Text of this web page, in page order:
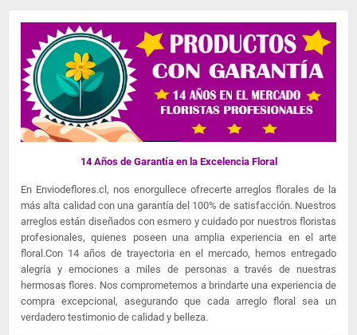
14 Años de Garantía en la Excelencia Floral
En Enviodeflores.cl, nos enorgullece ofrecerte arreglos florales de la
más alta calidad con una garantía del 100% de satisfacción. Nuestros
arreglos están diseñados con esmero y cuidado por nuestros floristas
profesionales, quienes poseen una amplia experiencia en el arte
floral.Con 14 años de trayectoria en el mercado, hemos entregado
alegría y emociones a miles de personas a través de nuestras
hermosas flores. Nos comprometemos a brindarte una experiencia de
compra excepcional, asegurando que cada arreglo floral sea un
verdadero testimonio de calidad y belleza.